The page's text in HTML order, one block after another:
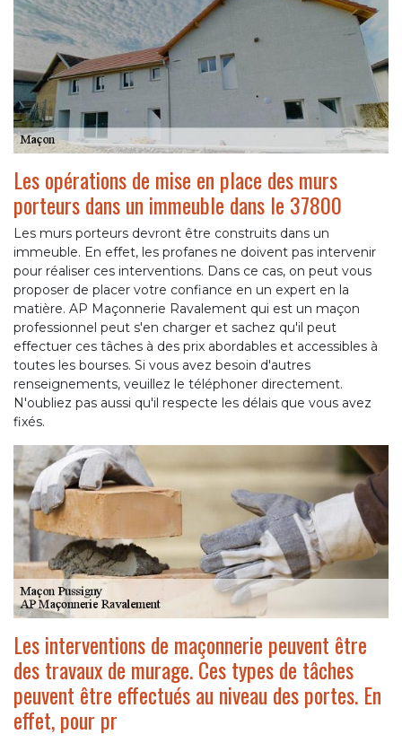
Les opérations de mise en place des murs
porteurs dans un immeuble dans le 37800
Les murs porteurs devront être construits dans un
immeuble. En effet, les profanes ne doivent pas intervenir
pour réaliser ces interventions. Dans ce cas, on peut vous
proposer de placer votre confiance en un expert en la
matière. AP Maçonnerie Ravalement qui est un maçon
professionnel peut s'en charger et sachez qu'il peut
effectuer ces tâches à des prix abordables et accessibles à
toutes les bourses. Si vous avez besoin d'autres
renseignements, veuillez le téléphoner directement.
N'oubliez pas aussi qu'il respecte les délais que vous avez
fixés.
Les interventions de maçonnerie peuvent être
des travaux de murage. Ces types de tâches
peuvent être effectués au niveau des portes. En
effet, pour pr